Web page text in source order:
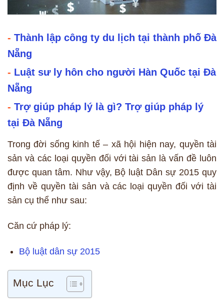
- Thành lập công ty du lịch tại thành phố Đà
Nẵng
- Luật sư ly hôn cho người Hàn Quốc tại Đà
Nẵng
- Trợ giúp pháp lý là gì? Trợ giúp pháp lý
tại Đà Nẵng
Trong đời sống kinh tế – xã hội hiện nay, quyền tài
sản và các loại quyền đối với tài sản là vấn đề luôn
được quan tâm. Như vậy, Bộ luật Dân sự 2015 quy
định về quyền tài sản và các loại quyền đối với tài
sản cụ thể như sau:
Căn cứ pháp lý:
Bộ luật dân sự 2015
Mục Lục